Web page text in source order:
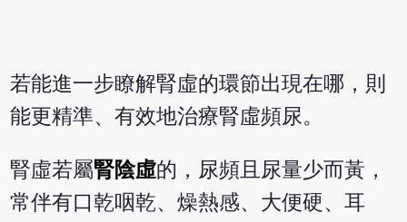
若能進一步瞭解腎虛的環節出現在哪，則
能更精準、有效地治療腎虛頻尿。
腎虛若屬腎陰虛的，尿頻且尿量少而黃，
常伴有口乾咽乾、燥熱感、大便硬、耳